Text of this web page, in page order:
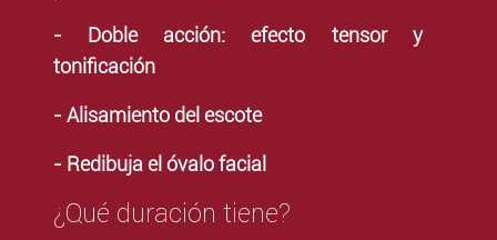
- Doble acción: efecto tensor y
tonificación
- Alisamiento del escote
- Redibuja el óvalo facial
¿Qué duración tiene?